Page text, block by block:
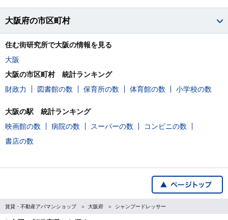
大阪府の市区町村
住む街研究所で大阪の情報を見る
大阪
大阪の市区町村 統計ランキング
財政力
図書館の数 保育所の数 体育館の数 小学校の数
大阪の駅 統計ランキング
映画館の数
病院の数 スーパーの数
コンビニの数
書店の数
賃貸・不動産アパマンショップ 大阪府 シャンプードレッサー